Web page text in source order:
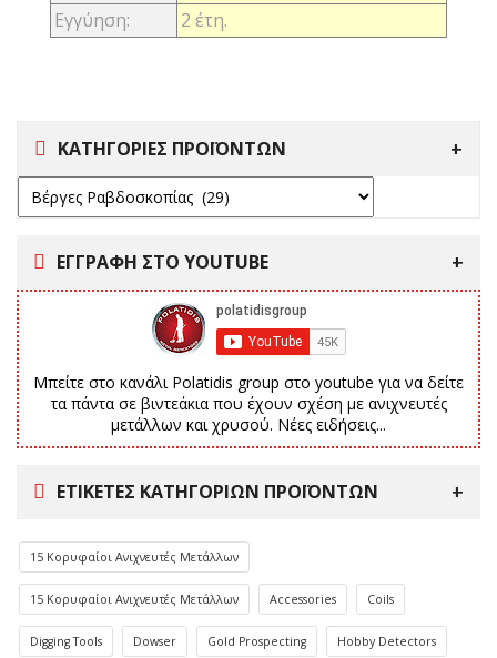
ΚΑΤΗΓΟΡΙΕΣ ΠΡΟΪΟΝΤΩΝ
ΕΓΓΡΑΦΗ ΣΤΟ YOUTUBE
Μπείτε στο κανάλι Polatidis group στο youtube για να δείτε
τα πάντα σε βιντεάκια που έχουν σχέση με ανιχνευτές
μετάλλων και χρυσού. Νέες ειδήσεις...
ΕΤΙΚΈΤΕΣ ΚΑΤΗΓΟΡΙΏΝ ΠΡΟΪΌΝΤΩΝ
15 Κορυφαίοι Ανιχνευτές Μετάλλων
15 Κορυφαίοι Ανιχνευτές Μετάλλων Accessories Coils
Digging Tools Dowser Gold Prospecting Hobby Detectors
Εγγύηση:
2 έτη.